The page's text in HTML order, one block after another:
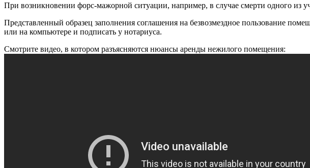
При возникновении форс-мажорной ситуации, например, в случае смерти одного из
Представленный образец заполнения соглашения на безвозмездное пользование
или на компьютере и подписать у нотариуса.
Смотрите видео, в котором разъясняются нюансы аренды нежилого помещения: